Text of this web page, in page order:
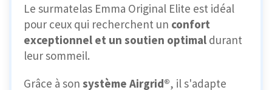
Le surmatelas Emma Original Elite est idéal
pour ceux qui recherchent un confort
exceptionnel et un soutien optimal durant
leur sommeil.
Grâce à son système Airgrid®, il s'adapte